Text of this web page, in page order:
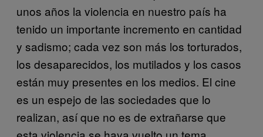
unos años la violencia en nuestro país ha
tenido un importante incremento en cantidad
y sadismo; cada vez son más los torturados,
los desaparecidos, los mutilados y los casos
están muy presentes en los medios. El cine
es un espejo de las sociedades que lo
realizan, así que no es de extrañarse que